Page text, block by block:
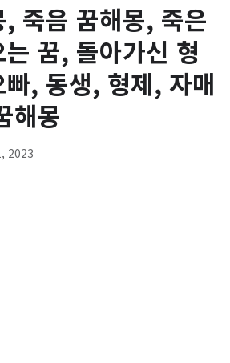
죽음 꿈해몽, 죽은
꿈, 돌아가신 형
, 동생, 형제, 자매
해몽
2023